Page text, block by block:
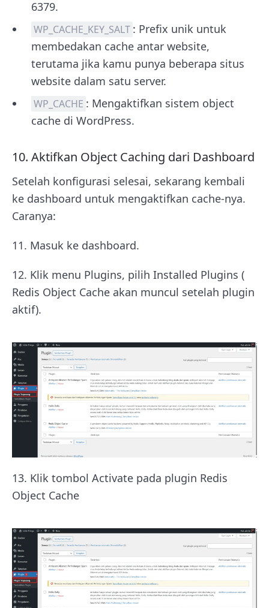
6379.
WP_CACHE_KEY_SALT : Prefix unik untuk
membedakan cache antar website,
terutama jika kamu punya beberapa situs
website dalam satu server.
WP_CACHE : Mengaktifkan sistem object
cache di WordPress.
10. Aktifkan Object Caching dari Dashboard
Setelah konfigurasi selesai, sekarang kembali
ke dashboard untuk mengaktifkan cache-nya.
Caranya:
11. Masuk ke dashboard.
12. Klik menu Plugins, pilih Installed Plugins (
Redis Object Cache akan muncul setelah plugin
aktif).
13. Klik tombol Activate pada plugin Redis
Object Cache